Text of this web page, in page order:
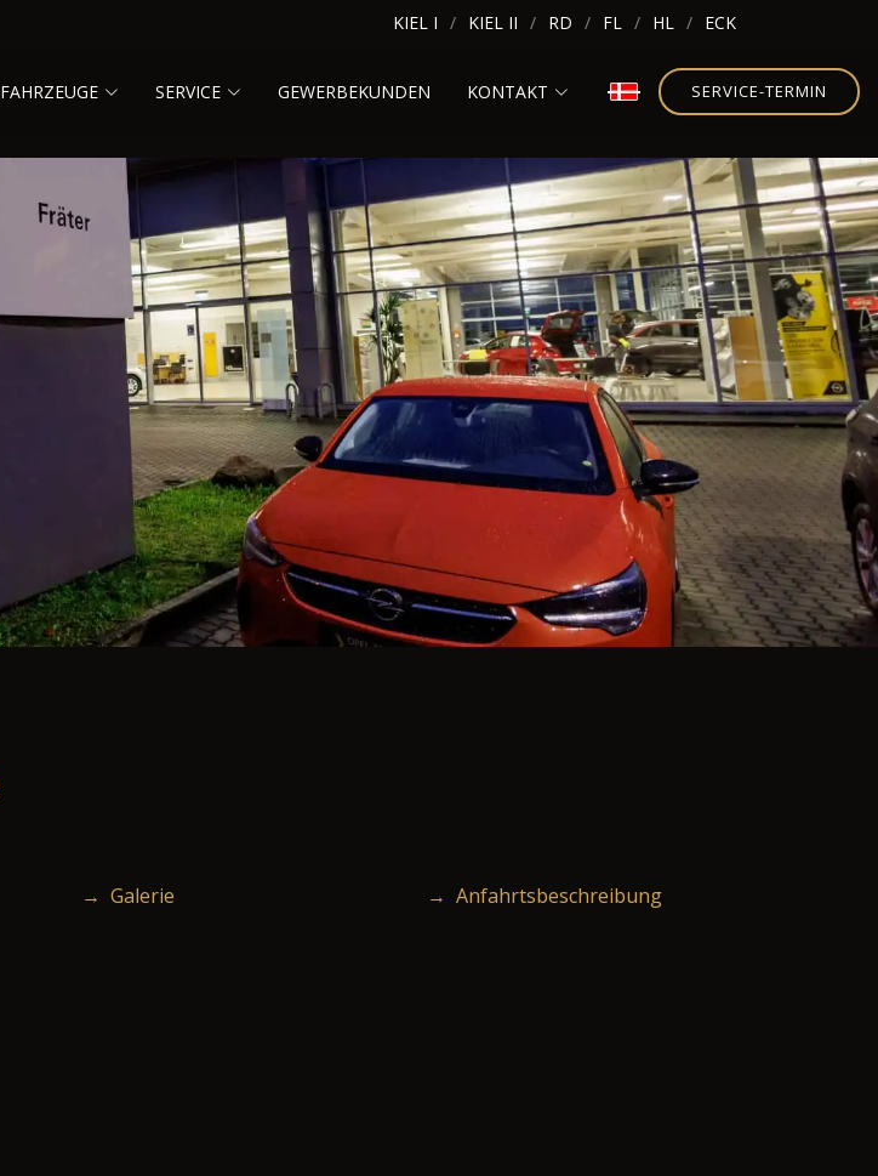
KIEL I KIEL II RD FL HL ECK
FAHRZEUGE SERVICE GEWERBEKUNDEN KONTAKT SERVICE-TERMIN
→ Galerie → Anfahrtsbeschreibung